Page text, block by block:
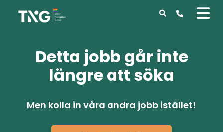
Detta jobb går inte
längre att söka
Men kolla in våra andra jobb istället!